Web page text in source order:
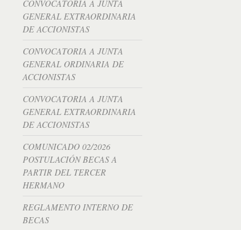
CONVOCATORIA A JUNTA
GENERAL EXTRAORDINARIA
DE ACCIONISTAS
CONVOCATORIA A JUNTA
GENERAL ORDINARIA DE
ACCIONISTAS
CONVOCATORIA A JUNTA
GENERAL EXTRAORDINARIA
DE ACCIONISTAS
COMUNICADO 02/2026
POSTULACIÓN BECAS A
PARTIR DEL TERCER
HERMANO
REGLAMENTO INTERNO DE
BECAS